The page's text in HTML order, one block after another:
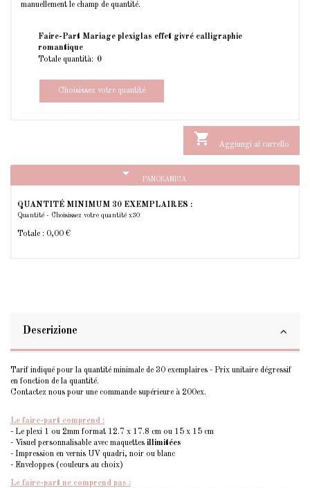
manuellement le champ de quantité.
Faire-Part Mariage plexiglas effet givré calligraphie
romantique
Totale quantità:
Choisissez votre quantité
 Aggiungi al carrello
arrow_drop_down PANORAMICA
QUANTITÉ MINIMUM 30 EXEMPLAIRES :
Quantité - Choisissez votre quantité x30
Totale : 0,00 €
Descrizione
Tarif indiqué pour la quantité minimale de 30 exemplaires - Prix unitaire dégressif
en fonction de la quantité.
Contactez nous pour une commande supérieure à 200ex.
Le faire-part comprend :
- Le plexi 1 ou 2mm format 12.7 x 17.8 cm ou 15 x 15 cm
- Visuel personnalisable avec maquettes illimitées
- Impression en vernis UV quadri, noir ou blanc
- Enveloppes (couleurs au choix)
Le faire-part ne comprend pas :